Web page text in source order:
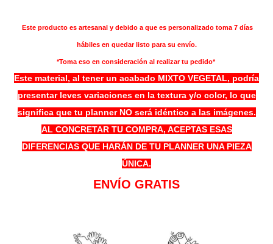
Este producto es artesanal y debido a que es personalizado toma 7 días
hábiles en quedar listo para su envío.
*Toma eso en consideración al realizar tu pedido*
Este material, al tener un acabado MIXTO VEGETAL, podría
presentar leves variaciones en la textura y/o color, lo que
significa que tu planner NO será idéntico a las imágenes.
AL CONCRETAR TU COMPRA, ACEPTAS ESAS
DIFERENCIAS QUE HARÁN DE TU PLANNER UNA PIEZA
ÚNICA.
ENVÍO GRATIS